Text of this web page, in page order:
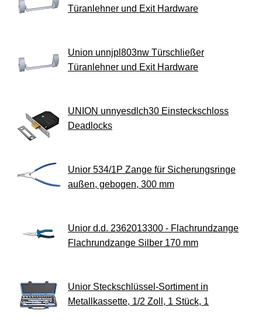
Türanlehner und Exit Hardware
Union unnjpl803nw Türschließer
Türanlehner und Exit Hardware
UNION unnyesdlch30 Einsteckschloss
Deadlocks
Unior 534/1P Zange für Sicherungsringe
außen, gebogen, 300 mm
Unior d.d. 2362013300 - Flachrundzange
Flachrundzange Silber 170 mm
Unior Steckschlüssel-Sortiment in
Metallkassette, 1/2 Zoll, 1 Stück, 1